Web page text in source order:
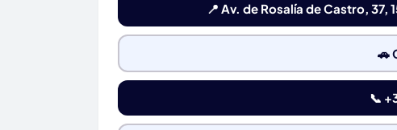
📍 Av. de Rosalía de Castro,
🚗
📞